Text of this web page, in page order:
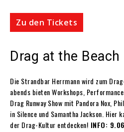
Zu den Tickets
Drag at the Beach
Die Strandbar Herrmann wird zum
abends bieten Workshops,
Drag Runway Show mit Pandora Nox,
in Silence und Samantha Jackson.
der Drag-Kultur entdecken! INFO: